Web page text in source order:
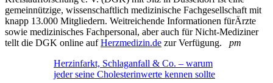
gemeinnützige, wissenschaftlich medizinische Fachgesellschaft mit
knapp 13.000 Mitgliedern. Weitreichende Informationen fürÄrzte
sowie medizinisches Fachpersonal, aber auch für Nicht-Mediziner
tellt die DGK online aufHerzmedizin.de zur Verfügung. pm
Herzinfarkt, Schlaganfall & Co. – warum
jeder seine Cholesterinwerte kennen sollte